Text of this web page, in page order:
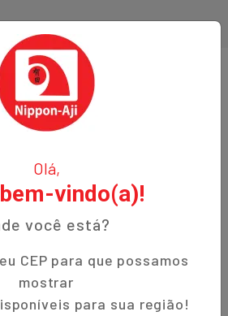
Olá,
vindo(a)!
você está?
CEP para que possamos
mostrar
para sua região!
em produtos orientais e naturais.
em Curitiba, temos o
aos nossos clientes qualidade,
excepcional. Descubra a
em cada produto!